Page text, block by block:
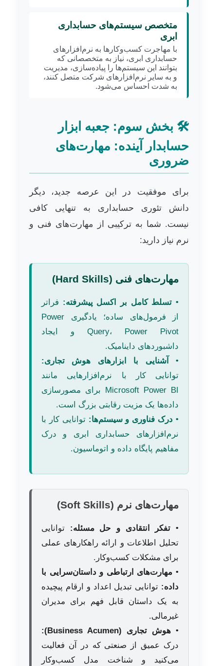
متخصص سیستم‌های حسابداری
ابری
با مهاجرت کسب‌وکارها به نرم‌افزارهای
حسابداری ابری، نیاز به متخصصانی که
بتوانند این سیستم‌ها را پیاده‌سازی، مدیریت
و به سایر نرم‌افزارهای شرکت متصل کنند،
به شدت احساس می‌شود.
🛠️ بخش سوم: جعبه ابزار
حسابدار آینده: مهارت‌های
ضروری
برای موفقیت در این عرصه جدید، دیگر
دانش تئوری حسابداری به تنهایی کافی
نیست. شما به ترکیبی از مهارت‌های فنی و
نرم نیاز دارید:
مهارت‌های فنی (Hard Skills)
• تسلط کامل بر اکسل پیشرفته: فراتر
از فرمول‌های ساده؛ یادگیری Power
Query، Power Pivot و ایجاد
داشبوردهای داینامیک.
•
آشنایی با ابزارهای هوش تجاری:
توانایی کار با نرم‌افزارهایی مانند
Microsoft Power BI برای مصورسازی
داده‌ها یک مزیت رقابتی بزرگ است.
• درک فناوری و سیستم‌ها: توانایی کار با
نرم‌افزارهای حسابداری ابری و درک
مفاهیم پایگاه داده و اتوماسیون.
مهارت‌های نرم (Soft Skills)
• تفکر انتقادی و حل مسئله: توانایی
تحلیل اطلاعات و ارائه راهکارهای عملی
برای مشکلات کسب‌وکار.
• مهارت‌های ارتباطی و داستان‌سرایی با
داده: توانایی تبدیل اعداد و ارقام پیچیده
به یک داستان قابل فهم برای مدیران
غیرمالی.
• هوش تجاری (Business Acumen):
درک عمیق از صنعتی که در آن فعالیت
می‌کنید و شناخت مدل کسب‌وکار